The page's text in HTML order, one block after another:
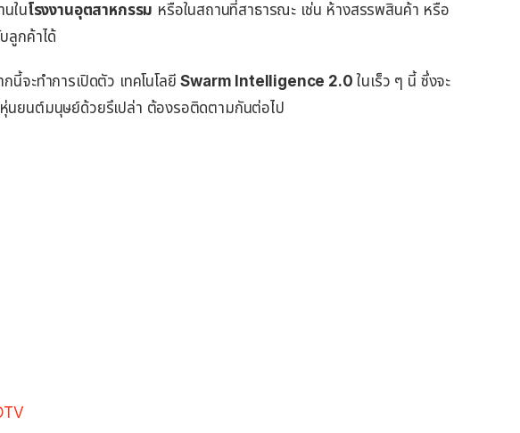
ในโรงงานอุตสาหกรรม หรือในสถานที่สาธารณะ เช่น ห้างสรรพสินค้า หรือ
ลูกค้าได้
นี้จะทำการเปิดตัว เทคโนโลยีSwarm Intelligence 2.0 ในเร็ว ๆ นี้ ซึ่งจะ
นยนต์มนุษย์ด้วยรึเปล่า ต้องรอติดตามกันต่อไป